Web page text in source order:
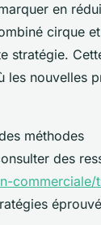
en
cirque
stratégie.
les nouvelles
méthodes
des
commerciale/